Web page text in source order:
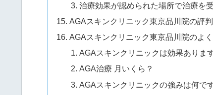
治療効果が認められた場所で治療を
AGAスキンクリニック東京品川院の評
AGAスキンクリニック東京品川院のよ
AGAスキンクリニックは効果ありま
AGA治療 月いくら？
AGAスキンクリニックの強みは何で